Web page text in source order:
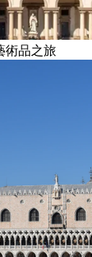
術品之旅